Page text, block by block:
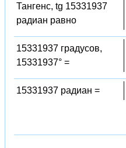
Тангенс, tg 15331937
радиан равно
15331937 градусов,
15331937° =
15331937 радиан =